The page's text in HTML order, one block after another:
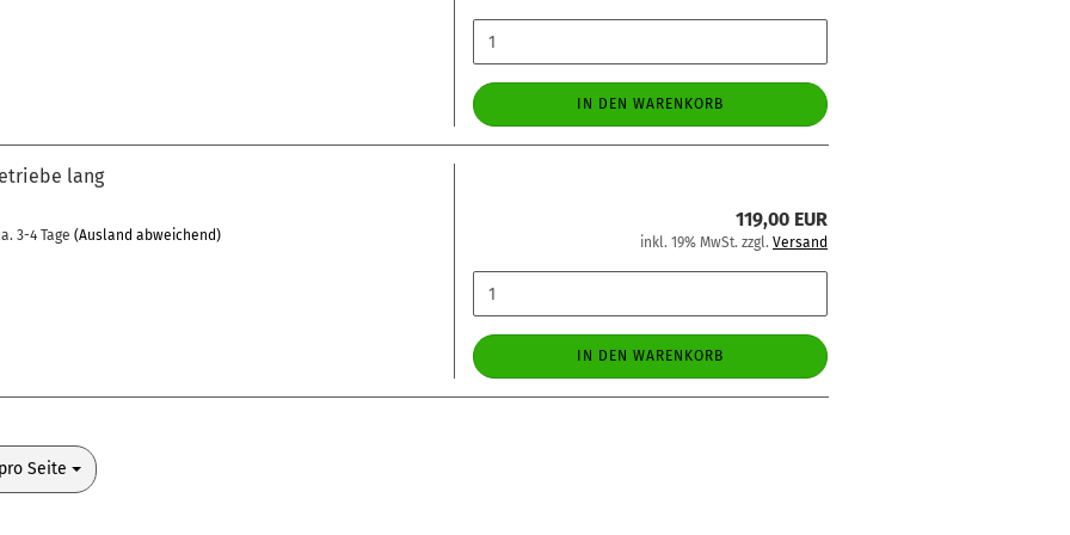
IN DEN WARENKORB
lang
3-4 Tage (Ausland abweichend)
119,00 EUR
inkl. 19% MwSt. zzgl. Versand
IN DEN WARENKORB
Seite
Seite